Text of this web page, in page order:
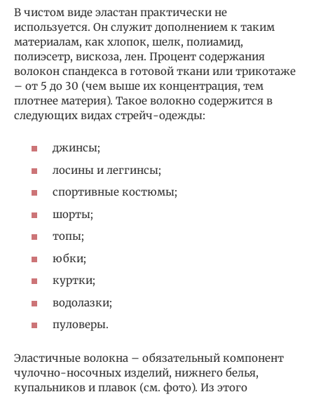
В чистом виде эластан практически не
используется. Он служит дополнением к таким
материалам, как хлопок, шелк, полиамид,
полиэсетр, вискоза, лен. Процент содержания
волокон спандекса в готовой ткани или трикотаже
– от 5 до 30 (чем выше их концентрация, тем
плотнее материя). Такое волокно содержится в
следующих видах стрейч-одежды:
джинсы;
лосины и леггинсы;
спортивные костюмы;
шорты;
топы;
юбки;
куртки;
водолазки;
пуловеры.
Эластичные волокна – обязательный компонент
чулочно-носочных изделий, нижнего белья,
купальников и плавок (см. фото). Из этого